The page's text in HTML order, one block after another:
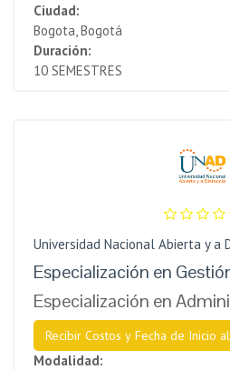
Ciudad:
Bogota, Bogotá
Duración:
10 SEMESTRES
Universidad Nacional Abierta y a
Especialización en
Especialización en
Recibir Costos y Fecha de Inicio
Modalidad: